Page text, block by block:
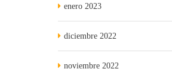
enero 2023
diciembre 2022
noviembre 2022